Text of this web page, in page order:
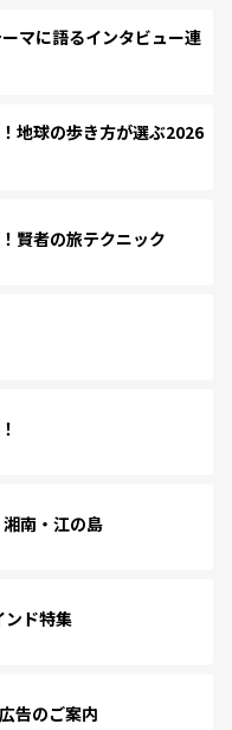
マに語るインタビュー連
地球の歩き方が選ぶ2026
賢者の旅テクニック
南・江の島
ンド特集
告のご案内